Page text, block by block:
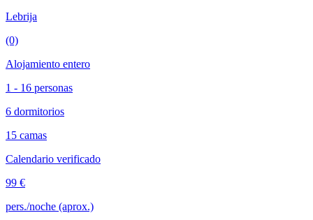
Lebrija
(0)
Alojamiento entero
1 - 16 personas
6 dormitorios
15 camas
Calendario verificado
99 €
pers./noche (aprox.)